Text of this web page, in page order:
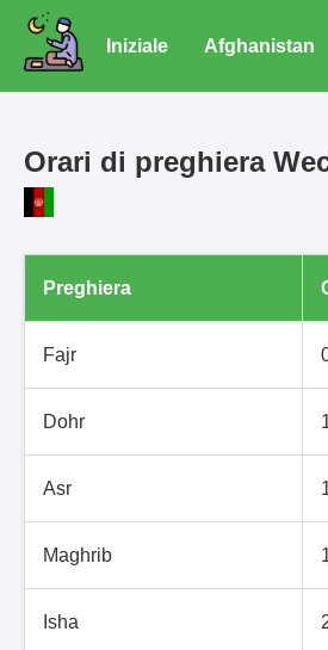
Iniziale Afghanistan
Orari di preghiera
Preghiera
Fajr
Dohr
Asr
Maghrib
Isha